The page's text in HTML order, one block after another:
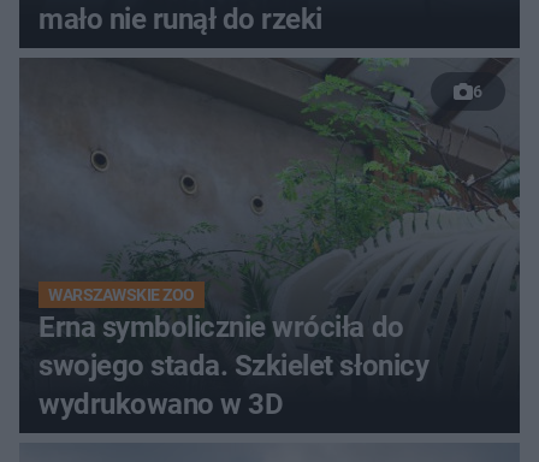
mało nie runął do rzeki
6
WARSZAWSKIE ZOO
Erna symbolicznie wróciła do
swojego stada. Szkielet słonicy
wydrukowano w 3D